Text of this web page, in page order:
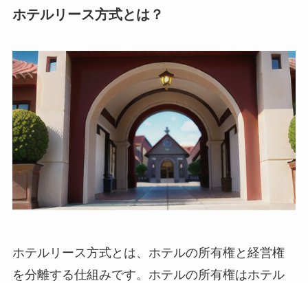
ホテルリース方式とは？
ホテルリース方式とは、 ホテルの所有権と経営権
を分離する仕組みです。ホテルの所有権はホテル